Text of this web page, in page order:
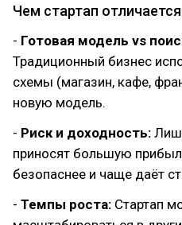
Чем стартап
- Готовая модель vs
Традиционный бизнес
схемы (магазин, кафе,
новую модель.
- Риск и доходность:
приносят большую
безопаснее и чаще даёт
- Темпы роста: Стартап